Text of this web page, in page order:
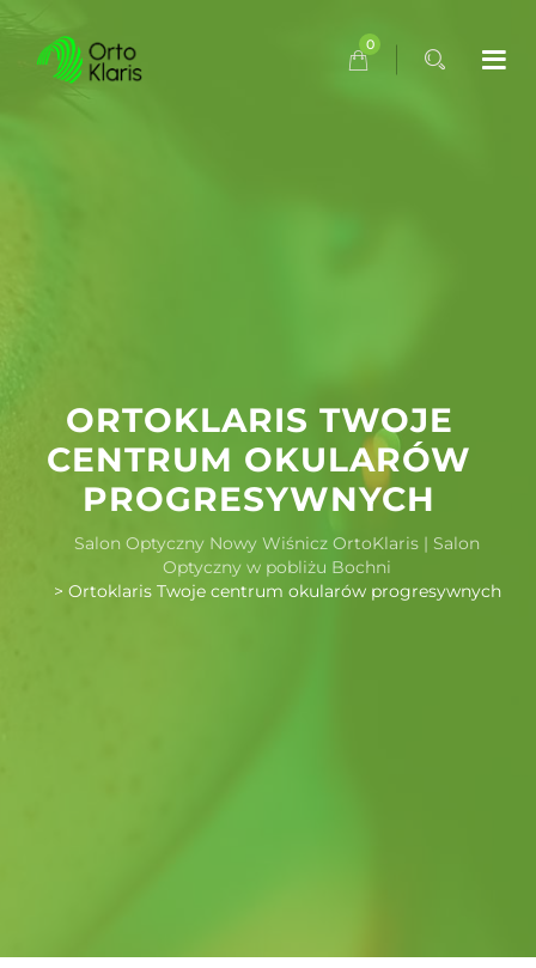
0
ORTOKLARIS TWOJE
CENTRUM OKULARÓW
PROGRESYWNYCH
Salon Optyczny Nowy Wiśnicz OrtoKlaris | Salon
Optyczny w pobliżu Bochni
> Ortoklaris Twoje centrum okularów progresywnych